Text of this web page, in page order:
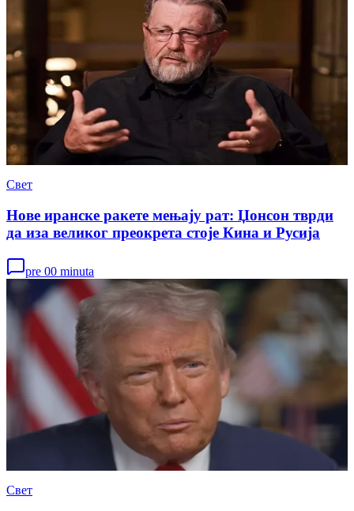
Свет
Нове иранске ракете мењају рат: Џонсон тврди
да иза великог преокрета стоје Кина и Русија
pre 00 minuta
Свет